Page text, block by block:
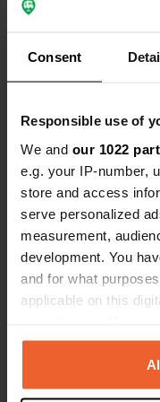
Consent
Responsible use of
We and our 1022
e.g. your IP-number,
store and access
serve personalized
measurement,
development. You
and for what
applicable on this
any time from the
the Privacy trigger
Contact
Emplacement
40043,